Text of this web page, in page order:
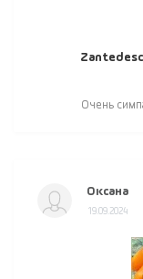
Очень
Оксана
19.09.2024